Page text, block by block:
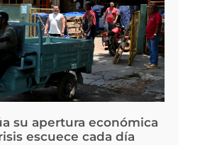
su apertura económica
escuece cada día